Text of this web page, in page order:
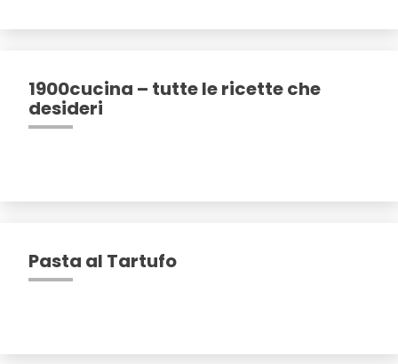
1900cucina – tutte le ricette che
desideri
Pasta al Tartufo